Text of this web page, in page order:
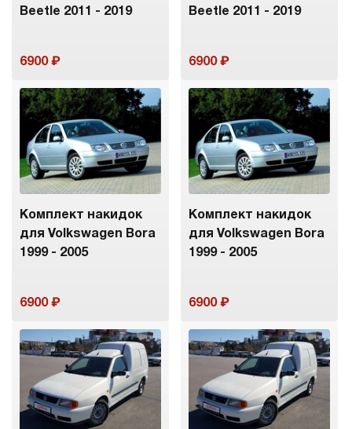
Beetle 2011 - 2019
6900
Beetle 2011 - 2019
6900
Комплект накидок
для Volkswagen Bora
1999 - 2005
6900
Комплект накидок
для Volkswagen Bora
1999 - 2005
6900